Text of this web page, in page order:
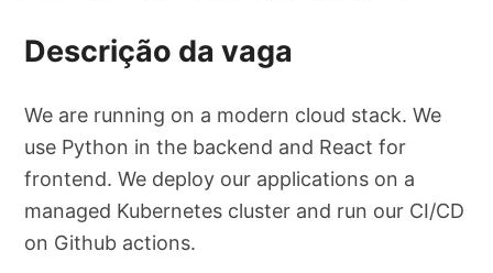
Descrição da vaga
We are running on a modern cloud stack. We
use Python in the backend and React for
frontend. We deploy our applications on a
managed Kubernetes cluster and run our CI/CD
on Github actions.